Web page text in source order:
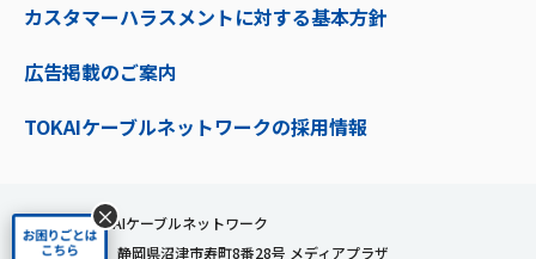
カスタマーハラスメントに対する基本方針
広告掲載のご案内
TOKAIケーブルネットワークの採用情報
株式会社TOKAIケーブルネットワーク
〒410-0053 静岡県沼津市寿町8番28号 メディアプラザ
×